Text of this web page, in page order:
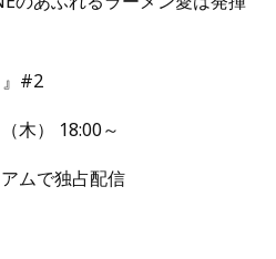
』#2
木） 18:00～
ムで独占配信